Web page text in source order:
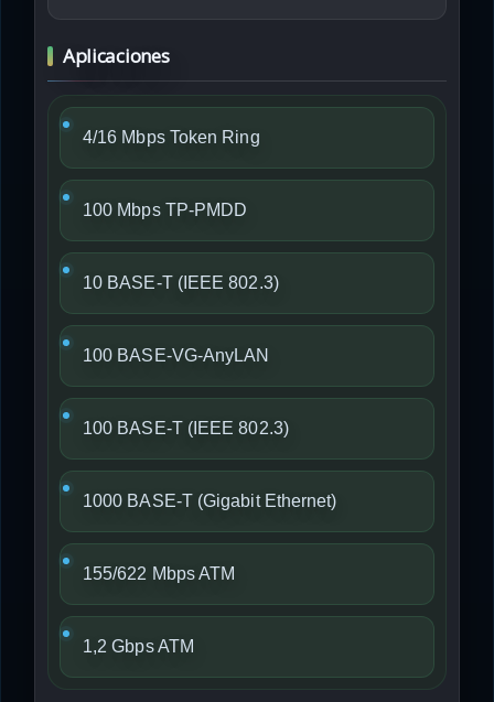
Aplicaciones
4/16 Mbps Token Ring
100 Mbps TP-PMDD
10 BASE-T (IEEE 802.3)
100 BASE-VG-AnyLAN
100 BASE-T (IEEE 802.3)
1000 BASE-T (Gigabit Ethernet)
155/622 Mbps ATM
1,2 Gbps ATM